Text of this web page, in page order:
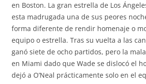
en Boston. La gran estrella de Los
esta madrugada una de sus peores
forma diferente de rendir homenaje o
equipo o estrella. Tras su vuelta a las
ganó siete de ocho partidos, pero la
en Miami dado que Wade se dislocó el
dejó a O’Neal prácticamente solo en el